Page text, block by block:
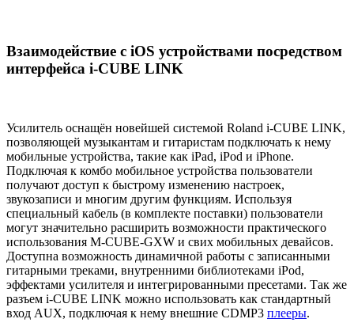
Взаимодействие с iOS устройствами посредством
интерфейса i-CUBE LINK
Усилитель оснащён новейшей системой Roland i-CUBE LINK,
позволяющей музыкантам и гитаристам подключать к нему
мобильные устройства, такие как iPad, iPod и iPhone.
Подключая к комбо мобильное устройства пользователи
получают доступ к быстрому изменению настроек,
звукозаписи и многим другим функциям. Используя
специальный кабель (в комплекте поставки) пользователи
могут значительно расширить возможности практического
использования M-CUBE-GXW и свих мобильных девайсов.
Доступна возможность динамичной работы с записанными
гитарными треками, внутренними библиотеками iPod,
эффектами усилителя и интегрированными пресетами. Так же
разъем i-CUBE LINK можно использовать как стандартный
вход AUX, подключая к нему внешние CDMP3 плееры.